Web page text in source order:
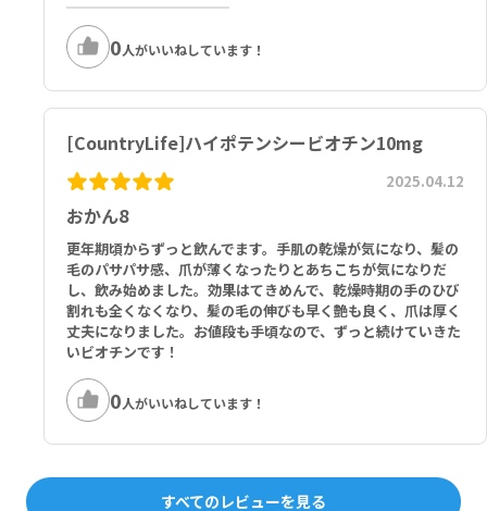
0人がいいねしています！
[CountryLife]ハイポテンシービオチン10mg
おかん8
2025.04.12
更年期頃からずっと飲んでます。手肌の乾燥が気になり、髪の
毛のパサパサ感、爪が薄くなったりとあちこちが気になりだ
し、飲み始めました。効果はてきめんで、乾燥時期の手のひび
割れも全くなくなり、髪の毛の伸びも早く艶も良く、爪は厚く
丈夫になりました。お値段も手頃なので、ずっと続けていきた
いビオチンです！
0人がいいねしています！
すべてのレビューを見る